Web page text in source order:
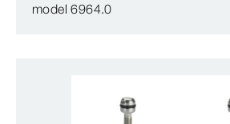
model 6964.0